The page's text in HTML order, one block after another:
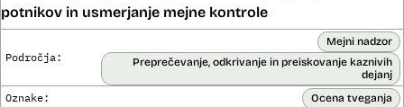
potnikov in usmerjanje mejne kontrole
Področja:
Mejni nadzor
Preprečevanje, odkrivanje in preiskovanje kaznivih
dejanj
Oznake: Ocena tveganja